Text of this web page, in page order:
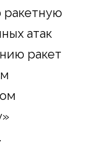
ракетную
атак
ракет